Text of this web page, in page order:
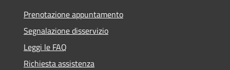
Prenotazione appuntamento
Segnalazione disservizio
Leggi le FAQ
Richiesta assistenza